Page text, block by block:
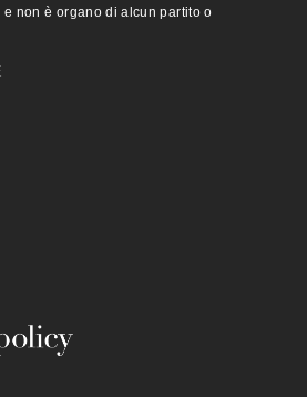
non è organo di alcun partito o